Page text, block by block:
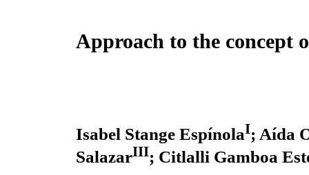
Approach to the concept
Isabel Stange EspínolaI; Aída
SalazarIII; Citlalli Gamboa